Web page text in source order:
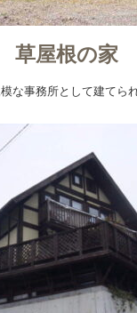
草屋根の家
な事務所として建てら